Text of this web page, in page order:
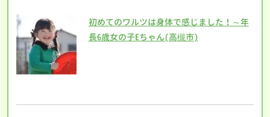
初めてのワルツは身体で感じました！～年
長6歳女の子Eちゃん(高槻市)